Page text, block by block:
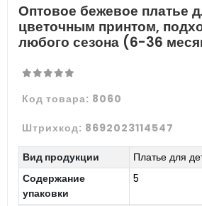
Оптовое бежевое платье
цветочным принтом,
любого сезона (6-36
Код товара: 8060
Штрихкод: 8692023114547
Вид продукции
Платье для
Содержание
упаковки
5